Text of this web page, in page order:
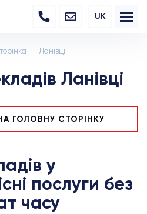
UK
Ланівці
Ланівці
ГОЛОВНУ СТОРІНКУ
у
послуги без
часу